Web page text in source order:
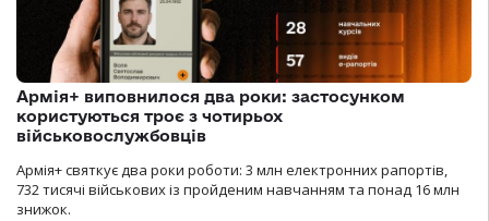
Армія+ виповнилося два роки: застосунком
користуються троє з чотирьох
військовослужбовців
Армія+ святкує два роки роботи: 3 млн електронних рапортів,
732 тисячі військових із пройденим навчанням та понад 16 млн
знижок.